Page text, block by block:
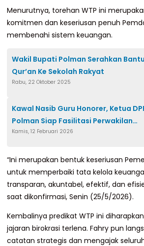
Menurutnya, torehan WTP ini
komitmen dan keseriusan penuh
membenahi sistem keuangan.
Wakil Bupati Polman Serahkan
Qur’an Ke Sekolah Rakyat
Rabu, 22 Oktober 2025
Kawal Nasib Guru Honorer, Ketua
Polman Siap Fasilitasi Perwakilan
Madrasah ke Jakarta
Kamis, 12 Februari 2026
“Ini merupakan bentuk keseriusan
untuk memperbaiki tata kelola
transparan, akuntabel, efektif, dan
saat dikonfirmasi, Senin (25/5/2026).
Kembalinya predikat WTP ini
jajaran birokrasi terlena. Fahry pun
catatan strategis dan mengajak